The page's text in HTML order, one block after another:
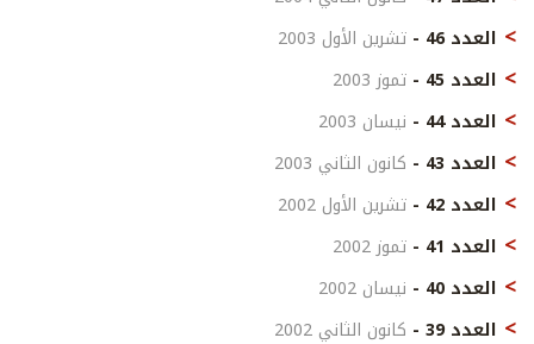
العدد 46 -
تشرين الأول 2003
العدد 45 -
تموز 2003
العدد 44 -
نيسان 2003
العدد 43 -
كانون الثاني 2003
العدد 42 -
تشرين الأول 2002
العدد 41 -
تموز 2002
العدد 40 -
نيسان 2002
العدد 39 -
كانون الثاني 2002